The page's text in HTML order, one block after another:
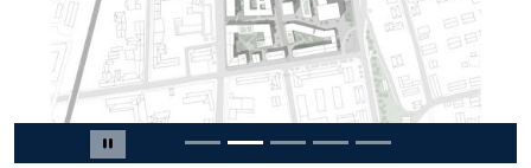
Carousel pausieren
Slide 2 von 5